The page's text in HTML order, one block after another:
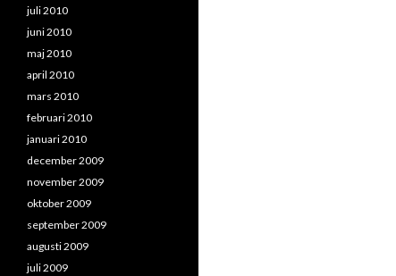
juli 2010
juni 2010
maj 2010
april 2010
mars 2010
februari 2010
januari 2010
december 2009
november 2009
oktober 2009
september 2009
augusti 2009
juli 2009